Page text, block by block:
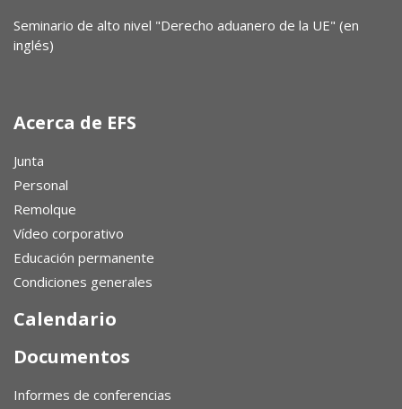
Seminario de alto nivel "Derecho aduanero de la UE" (en
inglés)
Acerca de EFS
Junta
Personal
Remolque
Vídeo corporativo
Educación permanente
Condiciones generales
Calendario
Documentos
Informes de conferencias